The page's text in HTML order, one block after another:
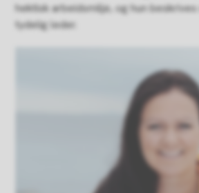
hektisk arbeidsmiljø, og hun
tydelig leder.